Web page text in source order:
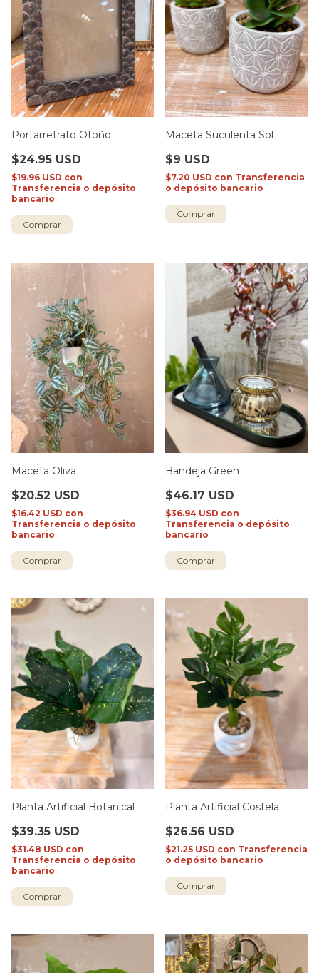
Portarretrato Otoño
$24.95 USD
$19.96 USD con
Transferencia o depósito
bancario
Maceta Suculenta Sol
$9 USD
$7.20 USD con Transferencia
o depósito bancario
Maceta Oliva
$20.52 USD
$16.42 USD con
Transferencia o depósito
bancario
Bandeja Green
$46.17 USD
$36.94 USD con
Transferencia o depósito
bancario
Planta Artificial Botanical
$39.35 USD
$31.48 USD con
Transferencia o depósito
bancario
Planta Artificial Costela
$26.56 USD
$21.25 USD con Transferencia
o depósito bancario